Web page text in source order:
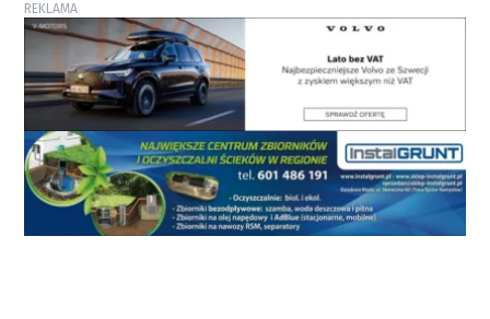
REKLAMA